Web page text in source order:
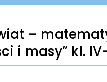
–
i masy” kl.